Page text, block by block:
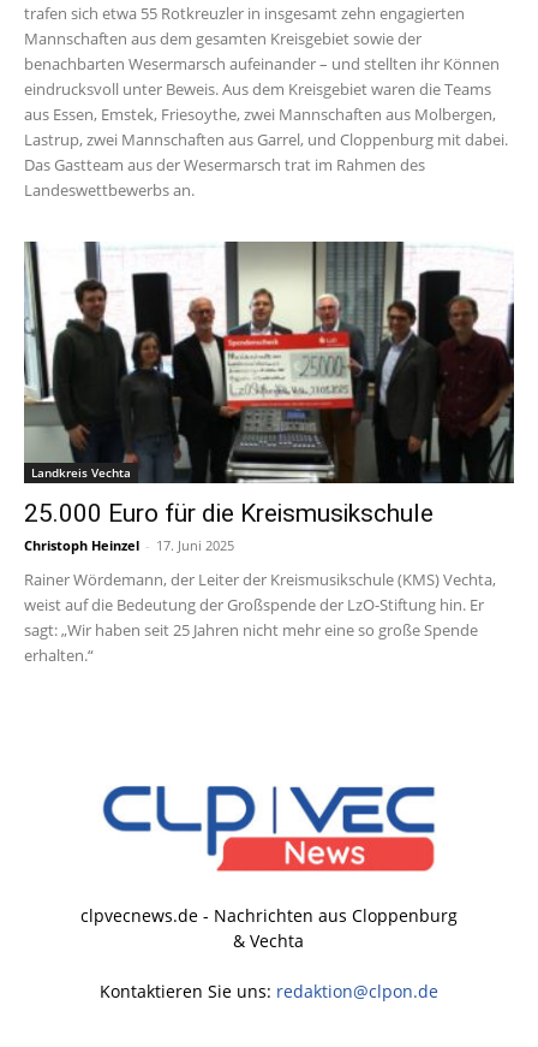
trafen sich etwa 55 Rotkreuzler in insgesamt zehn engagierten
Mannschaften aus dem gesamten Kreisgebiet sowie der
benachbarten Wesermarsch aufeinander – und stellten ihr Können
eindrucksvoll unter Beweis. Aus dem Kreisgebiet waren die Teams
aus Essen, Emstek, Friesoythe, zwei Mannschaften aus Molbergen,
Lastrup, zwei Mannschaften aus Garrel, und Cloppenburg mit dabei.
Das Gastteam aus der Wesermarsch trat im Rahmen des
Landeswettbewerbs an.
Landkreis Vechta
25.000 Euro für die Kreismusikschule
Christoph Heinzel - 17. Juni 2025
Rainer Wördemann, der Leiter der Kreismusikschule (KMS) Vechta,
weist auf die Bedeutung der Großspende der LzO-Stiftung hin. Er
sagt: „Wir haben seit 25 Jahren nicht mehr eine so große Spende
erhalten.“
clpvecnews.de - Nachrichten aus Cloppenburg
& Vechta
Kontaktieren Sie uns: redaktion@clpon.de